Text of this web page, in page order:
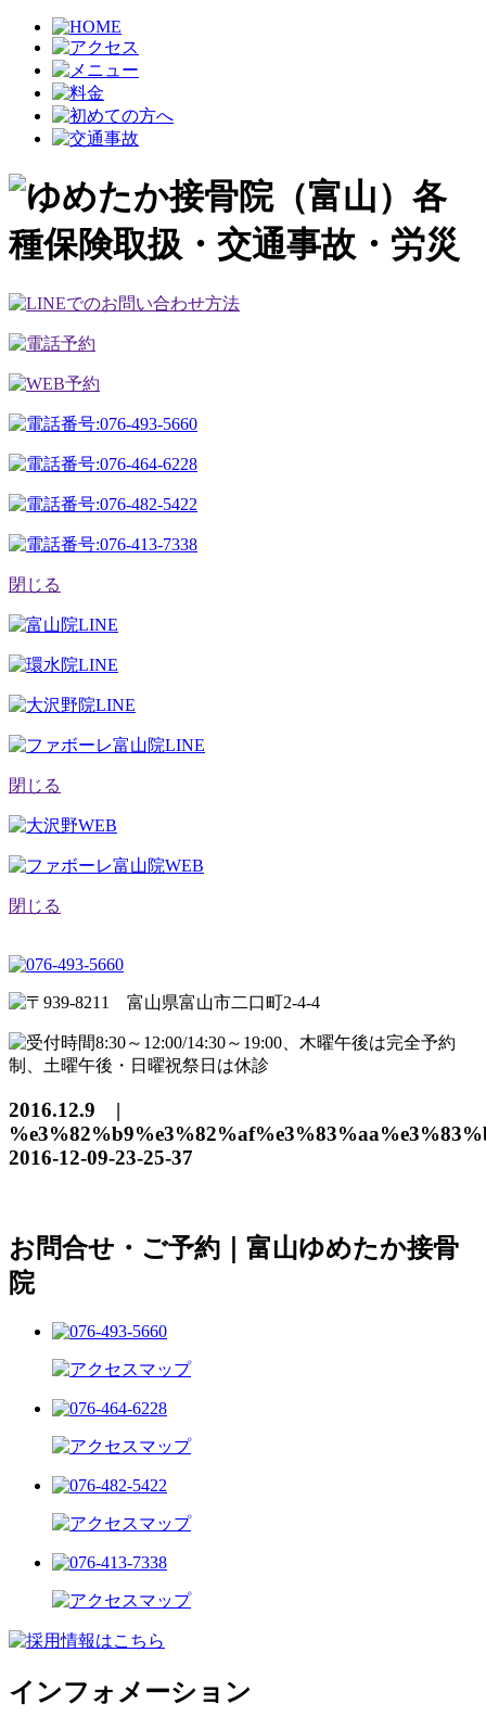
閉じる
閉じる
閉じる
2016.12.9 |
2016-12-09-23-25-37
お問合せ・ご予約｜富山ゆめたか接骨
院
インフォメーション